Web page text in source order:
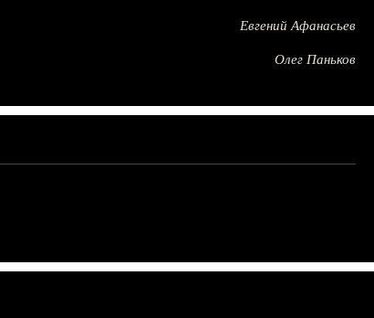
Евгений Афанасьев
Олег Паньков